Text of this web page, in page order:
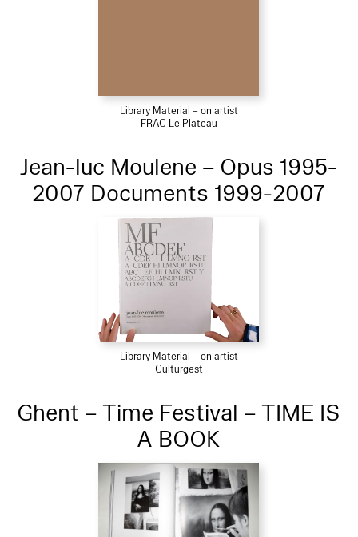
Library Material – on artist
FRAC Le Plateau
Jean-luc Moulene – Opus 1995-
2007 Documents 1999-2007
Library Material – on artist
Culturgest
Ghent – Time Festival – TIME IS
A BOOK